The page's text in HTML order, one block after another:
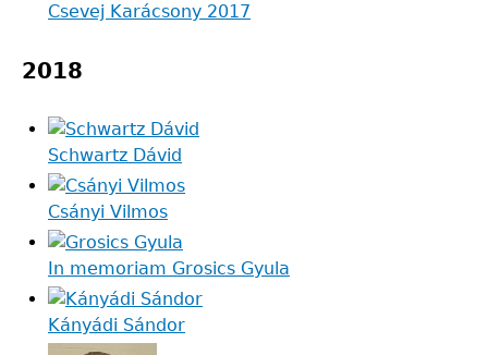
Csevej Karácsony 2017
2018
Schwartz Dávid
Csányi Vilmos
In memoriam Grosics Gyula
Kányádi Sándor